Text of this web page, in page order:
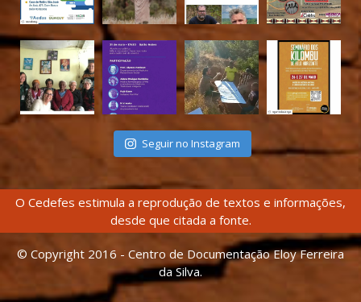
Seguir no Instagram
O Cedefes estimula a reprodução de textos e informações,
desde que citada a fonte.
© Copyright 2016 - Centro de Documentação Eloy Ferreira
da Silva.